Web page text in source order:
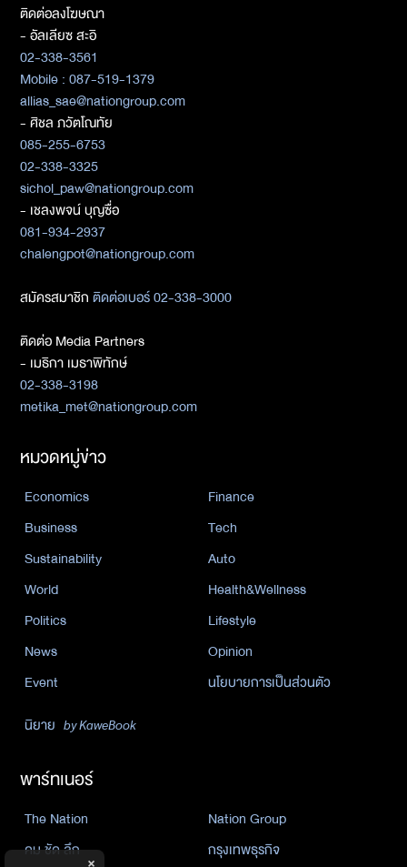
ติดต่อลงโฆษณา
- อัลเลียซ สะอิ
02-338-3561
Mobile : 087-519-1379
allias_sae@nationgroup.com
- ศิชล ภวัตโณทัย
085-255-6753
02-338-3325
sichol_paw@nationgroup.com
- เชลงพจน์ บุญซื่อ
081-934-2937
chalengpot@nationgroup.com
สมัครสมาชิกติดต่อเบอร์ 02-338-3000
ติดต่อ Media Partners
- เมธิกา เมธาพิทักษ์
02-338-3198
metika_met@nationgroup.com
หมวดหมู่ข่าว
Economics
Finance
Business
Tech
Sustainability
Auto
World
Health&Wellness
Politics
Lifestyle
News
Opinion
Event
นโยบายการเป็นส่วนตัว
นิยาย by KaweBook
พาร์ทเนอร์
The Nation
Nation Group
คม ชัด ลึก
กรุงเทพธุรกิจ